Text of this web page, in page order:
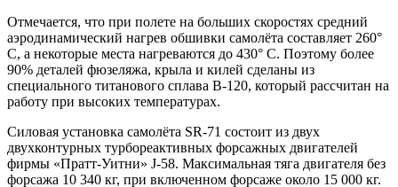
Отмечается, что при полете на больших скоростях средний
аэродинамический нагрев обшивки самолёта составляет 260°
С, а некоторые места нагреваются до 430° С. Поэтому более
90% деталей фюзеляжа, крыла и килей сделаны из
специального титанового сплава В-120, который рассчитан на
работу при высоких температурах.
Силовая установка самолёта SR-71 состоит из двух
двухконтурных турбореактивных форсажных двигателей
фирмы «Пратт-Уитни» J-58. Максимальная тяга двигателя без
форсажа 10 340 кг, при включенном форсаже около 15 000 кг.